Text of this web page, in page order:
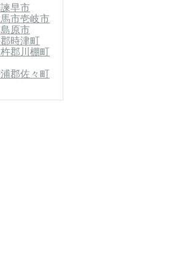
諫早市
市壱岐市
原市
時津町
郡川棚町
郡佐々町